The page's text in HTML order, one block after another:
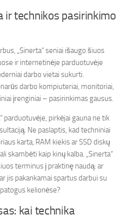
ir technikos pasirinkimo
„Sinerta“ seniai išaugo šiuos
ir internetinėje parduotuvėje
darbo vietai sukurti.
darbo kompiuteriai, monitoriai,
įrenginiai – pasirinkimas gausus.
parduotuvėje, pirkėjai gauna ne tik
Ne paslaptis, kad techniniai
karta, RAM kiekis ar SSD diskų
skambėti kaip kinų kalba. „Sinerta“
terminus į praktinę naudą: ar
jis pakankamai spartus darbui su
kelionėse?
kai technika